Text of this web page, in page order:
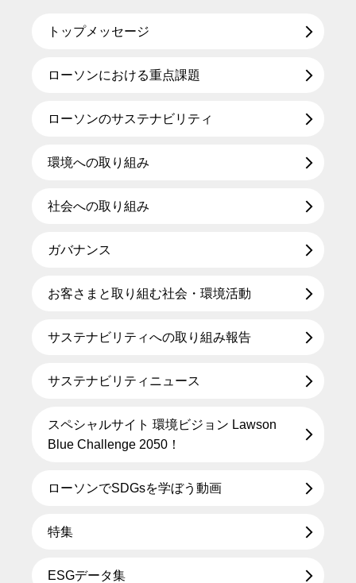
トップメッセージ
ローソンにおける重点課題
ローソンのサステナビリティ
環境への取り組み
社会への取り組み
ガバナンス
お客さまと取り組む社会・環境活動
サステナビリティへの取り組み報告
サステナビリティニュース
スペシャルサイト 環境ビジョン Lawson
Blue Challenge 2050！
ローソンでSDGsを学ぼう動画
特集
ESGデータ集